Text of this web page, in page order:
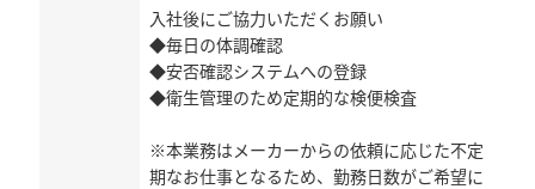
入社後にご協力いただくお願い
◆毎日の体調確認
◆安否確認システムへの登録
◆衛生管理のため定期的な検便検査
※本業務はメーカーからの依頼に応じた不定
期なお仕事となるため、勤務日数がご希望に